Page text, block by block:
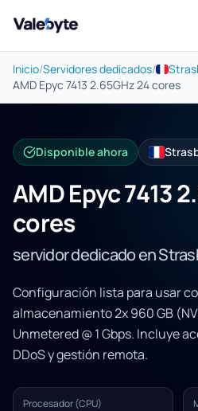
Valebyte
Inicio/Servidores dedicados/
AMD Epyc 7413 2.65GHz 24 cores
Disponible ahora
AMD Epyc 7413
cores
servidor dedicado en
Configuración lista para usar
almacenamiento 2x 960 GB
Unmetered @ 1 Gbps. Incluye
DDoS y gestión remota.
Procesador (CPU)